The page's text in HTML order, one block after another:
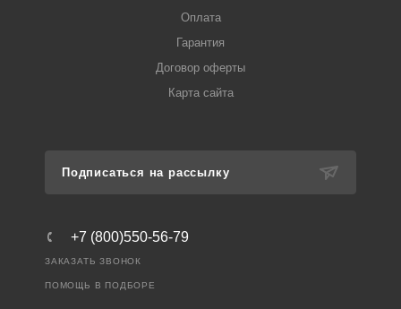
Оплата
Гарантия
Договор оферты
Карта сайта
Подписаться на рассылку
+7 (800)550-56-79
ЗАКАЗАТЬ ЗВОНОК
ПОМОЩЬ В ПОДБОРЕ